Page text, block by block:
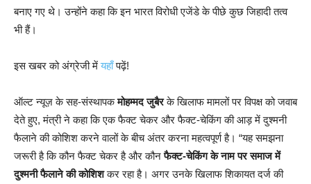
बनाए गए थे। उन्होंने कहा कि इन भारत विरोधी एजेंडे के पीछे कुछ जिहादी तत्व
भी हैं।
इस खबर को अंग्रेजी मेंयहाँपढ़ें!
ऑल्ट न्यूज़ के सह-संस्थापकमोहम्मद जुबैरके खिलाफ मामलों पर विपक्ष को जवाब
देते हुए, मंत्री ने कहा कि एक फैक्ट चेकर और फैक्ट-चेकिंग की आड़ में दुश्मनी
फैलाने की कोशिश करने वालों के बीच अंतर करना महत्वपूर्ण है। “यह समझना
जरूरी है कि कौन फैक्ट चेकर है और कौनफैक्ट-चेकिंग के नाम पर समाज में
दुश्मनी फैलाने की कोशिशकर रहा है। अगर उनके खिलाफ शिकायत दर्ज की